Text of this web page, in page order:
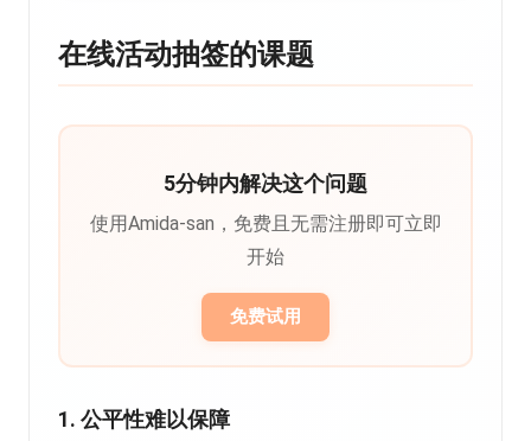
在线活动抽签的课题
5分钟内解决这个问题
使用Amida-san，免费且无需注册即可立即
开始
免费试用
1. 公平性难以保障